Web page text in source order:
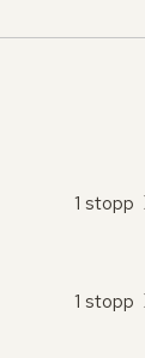
1 stopp
1 stopp